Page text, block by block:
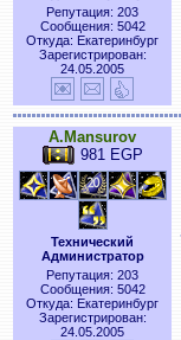
Репутация: 203
Сообщения: 5042
Откуда: Екатеринбург
Зарегистрирован:
24.05.2005
A.Mansurov
981 EGP
Технический
Администратор
Репутация: 203
Сообщения: 5042
Откуда: Екатеринбург
Зарегистрирован:
24.05.2005